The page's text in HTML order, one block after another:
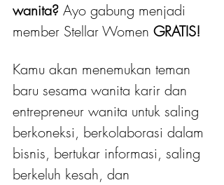
wanita? Ayo gabung menjadi
member Stellar Women GRATIS!
Kamu akan menemukan teman
baru sesama wanita karir dan
entrepreneur wanita untuk saling
berkoneksi, berkolaborasi dalam
bisnis, bertukar informasi, saling
berkeluh kesah, dan